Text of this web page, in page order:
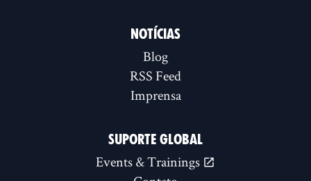
NOTÍCIAS
Blog
RSS Feed
Imprensa
SUPORTE GLOBAL
Events & Trainings